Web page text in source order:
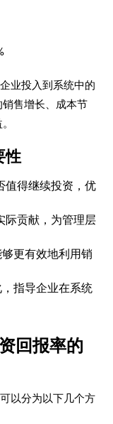
业投入到系统中的
售增长、成本节
性
值得继续投资，优
际贡献，为管理层
更有效地利用销
指导企业在系统
回报率的
以分为以下几个方